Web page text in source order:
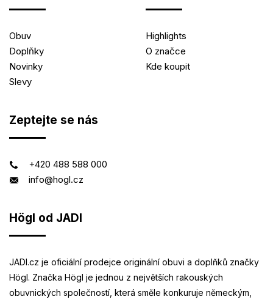
Obuv
Doplňky
Novinky
Slevy
Highlights
O značce
Kde koupit
Zeptejte se nás
+420 488 588 000
info@hogl.cz
Högl od JADI
JADI.cz je oficiální prodejce originální obuvi a doplňků značky
Högl. Značka Högl je jednou z největších rakouských
obuvnických společností, která směle konkuruje německým,